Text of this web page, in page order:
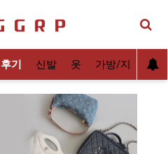
후기 신발 옷 가방/지갑 악